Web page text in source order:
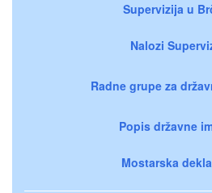
Supervizija u
Nalozi
Radne grupe za
Popis državne
Mostarska